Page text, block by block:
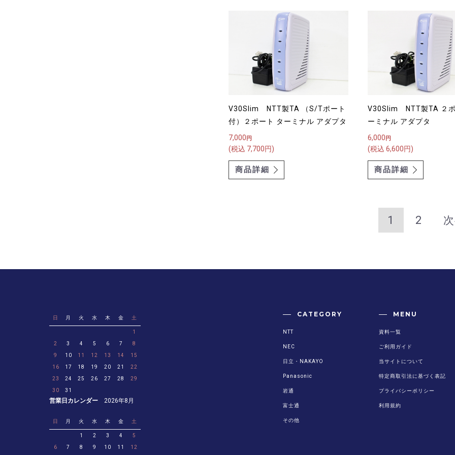
V30Slim NTT製TA （S/Tポート
付）２ポート ターミナル アダプタ
7,000 円
(税込 7,700円)
商品詳細
V30Slim NTT製TA ２ポート タ
ーミナル アダプタ
6,000 円
(税込 6,600円)
商品詳細
1 2
営業日カレンダー 2026年8月
日 月 火 水 木 金 土
1
2 3 4 5 6 7 8
9 10 11 12 13 14 15
16 17 18 19 20 21 22
23 24 25 26 27 28 29
30 31
日 月 火 水 木 金 土
1 2 3 4 5
6 7 8 9 10 11 12
CATEGORY
NTT
NEC
日立・NAKAYO
Panasonic
岩通
富士通
その他
MENU
資料一覧
ご利用ガイド
当サイトについて
特定商取引法に基づく表記
プライバシーポリシー
利用規約